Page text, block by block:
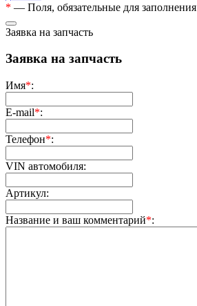
* — Поля, обязательные для заполнения
Заявка на запчасть
Заявка на запчасть
Имя*:
E-mail*:
Телефон*:
VIN автомобиля:
Артикул:
Название и ваш комментарий*: